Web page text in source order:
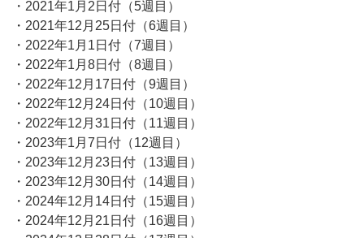
・2021年1月2日付（5週目）
・2021年12月25日付（6週目）
・2022年1月1日付（7週目）
・2022年1月8日付（8週目）
・2022年12月17日付（9週目）
・2022年12月24日付（10週目）
・2022年12月31日付（11週目）
・2023年1月7日付（12週目）
・2023年12月23日付（13週目）
・2023年12月30日付（14週目）
・2024年12月14日付（15週目）
・2024年12月21日付（16週目）